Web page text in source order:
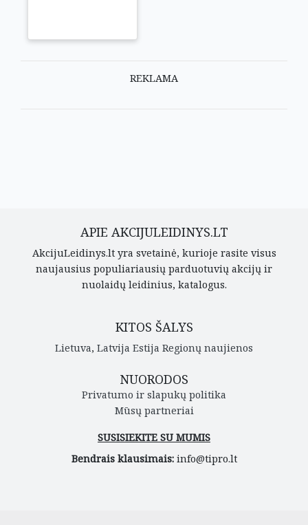
REKLAMA
APIE AKCIJULEIDINYS.LT
AkcijuLeidinys.lt yra svetainė, kurioje rasite visus
naujausius populiariausių parduotuvių akcijų ir
nuolaidų leidinius, katalogus.
KITOS ŠALYS
Lietuva, Latvija Estija Regionų naujienos
NUORODOS
Privatumo ir slapukų politika
Mūsų partneriai
SUSISIEKITE SU MUMIS
Bendrais klausimais: info@tipro.lt